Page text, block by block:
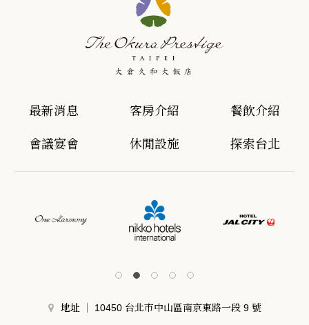
最新消息 客房介紹 餐飲介紹
會議宴會 休閒設施 探索台北
地址 10450 台北市中山區南京東路一段 9 號